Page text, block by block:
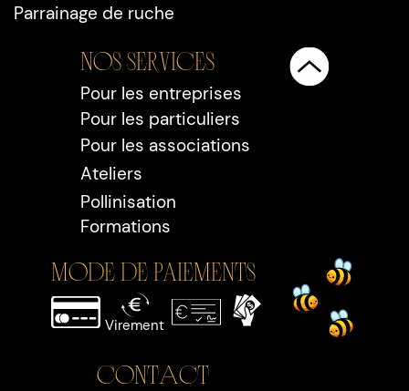
Parrainage de ruche
Nos SERVICEs
Pour les entreprises
Pour les particuliers
Pour les associations
Ateliers
Pollinisation
Formations
MODE DE PAIEMENTS
Virement
Contact